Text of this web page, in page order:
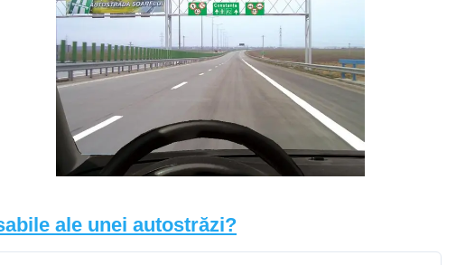
ale unei autostrăzi?